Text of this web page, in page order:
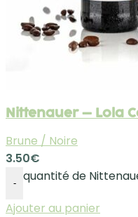
Nittenauer – Lola
Brune / Noire
3.50€
- quantité de
Ajouter au panier